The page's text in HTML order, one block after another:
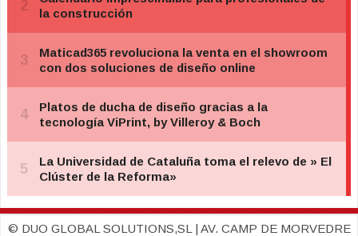
© DUO GLOBAL SOLUTIONS,SL | AV. CAMP DE MORVEDRE